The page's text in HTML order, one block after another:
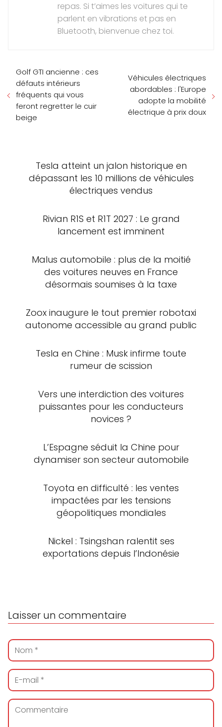
repas. Si t’aimes les voitures qui te
parlent en vibrations et pas en
Bluetooth, bienvenue chez toi.
Golf GTI ancienne : ces
défauts intérieurs
fréquents qui vous
feront regretter le cuir
beige
Véhicules électriques
abordables : l'Europe
adopte la mobilité
électrique à prix doux
Tesla atteint un jalon historique en
dépassant les 10 millions de véhicules
électriques vendus
Rivian R1S et R1T 2027 : Le grand
lancement est imminent
Malus automobile : plus de la moitié
des voitures neuves en France
désormais soumises à la taxe
Zoox inaugure le tout premier robotaxi
autonome accessible au grand public
Tesla en Chine : Musk infirme toute
rumeur de scission
Vers une interdiction des voitures
puissantes pour les conducteurs
novices ?
L’Espagne séduit la Chine pour
dynamiser son secteur automobile
Toyota en difficulté : les ventes
impactées par les tensions
géopolitiques mondiales
Nickel : Tsingshan ralentit ses
exportations depuis l’Indonésie
Laisser un commentaire